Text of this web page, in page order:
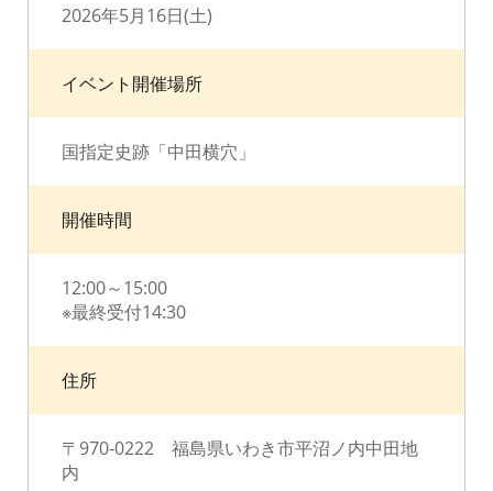
2026年5月16日(土)
イベント開催場所
国指定史跡「中田横穴」
開催時間
12:00～15:00
※最終受付14:30
住所
〒970-0222 福島県いわき市平沼ノ内中田地
内